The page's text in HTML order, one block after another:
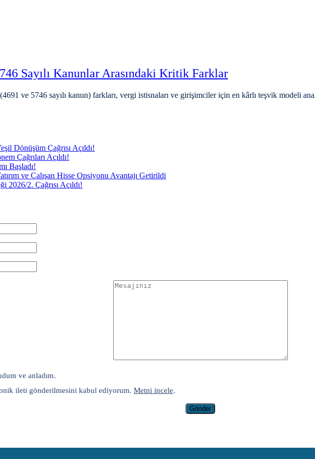
Sayılı Kanunlar Arasındaki Kritik Farklar
ve 5746 sayılı kanun) farkları, vergi istisnaları ve girişimciler için en kârlı teşvik modeli
Dönüşüm Çağrısı Açıldı!
Çağrıları Açıldı!
Başladı!
ve Çalışan Hisse Opsiyonu Avantajı Getirildi
2. Çağrısı Açıldı!
ve anladım.
ileti gönderilmesini kabul ediyorum. Metni incele.
Gönder